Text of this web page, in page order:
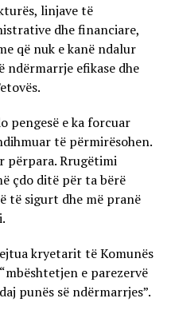
linjave të
dhe financiare,
që nuk e kanë ndalur
efikase dhe
pengesë e ka forcuar
të përmirësohen.
përpara. Rrugëtimi
çdo ditë për ta bërë
të sigurt dhe më pranë
kryetarit të Komunës
e parezervë
punës së ndërmarrjes”.